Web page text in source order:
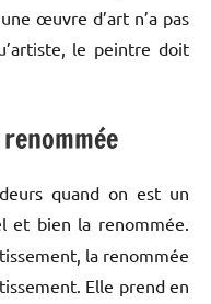
œuvre d’art n’a pas
le peintre doit
quand on est un
et bien la renommée.
la renommée
Elle prend en